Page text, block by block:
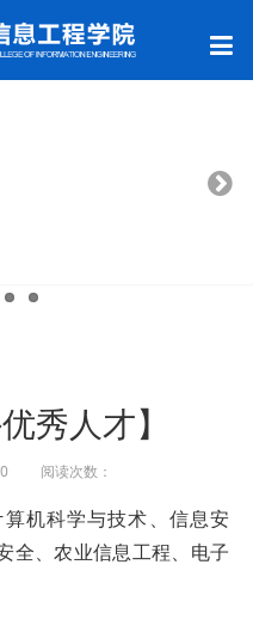
秀人才】
阅读次数：
机科学与技术、信息安
全、农业信息工程、电子